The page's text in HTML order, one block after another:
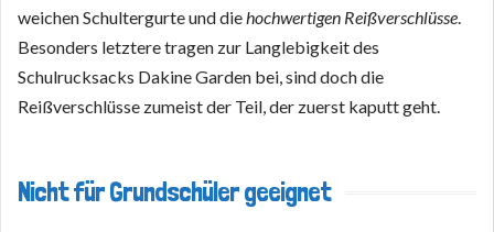
weichen Schultergurte und diehochwertigen Reißverschlüsse.
Besonders letztere tragen zur Langlebigkeit des
Schulrucksacks Dakine Garden bei, sind doch die
Reißverschlüsse zumeist der Teil, der zuerst kaputt geht.
Nicht für Grundschüler geeignet